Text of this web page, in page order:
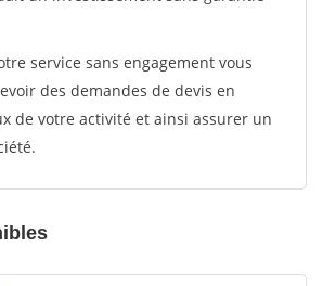
service sans engagement vous
des demandes de devis en
de votre activité et ainsi assurer un